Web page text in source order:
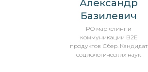
Александр
Базилевич
PO маркетинг и
коммуникации B2E
продуктов Сбер. Кандидат
социологических наук